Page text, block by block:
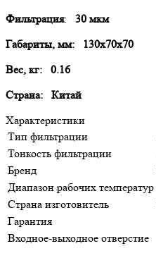
Фильтрация: 30 мкм
Габариты, мм: 130х70х70
Вес, кг: 0.16
Страна: Китай
Характеристики
Тип фильтрации
Тонкость фильтрации
Бренд
Диапазон рабочих температур
Страна изготовитель
Гарантия
Входное-выходное отверстие